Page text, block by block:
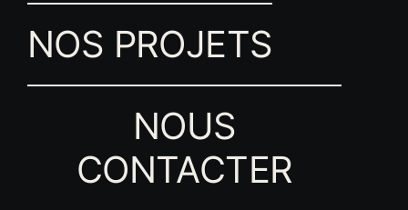
NOS PROJETS
NOUS
CONTACTER